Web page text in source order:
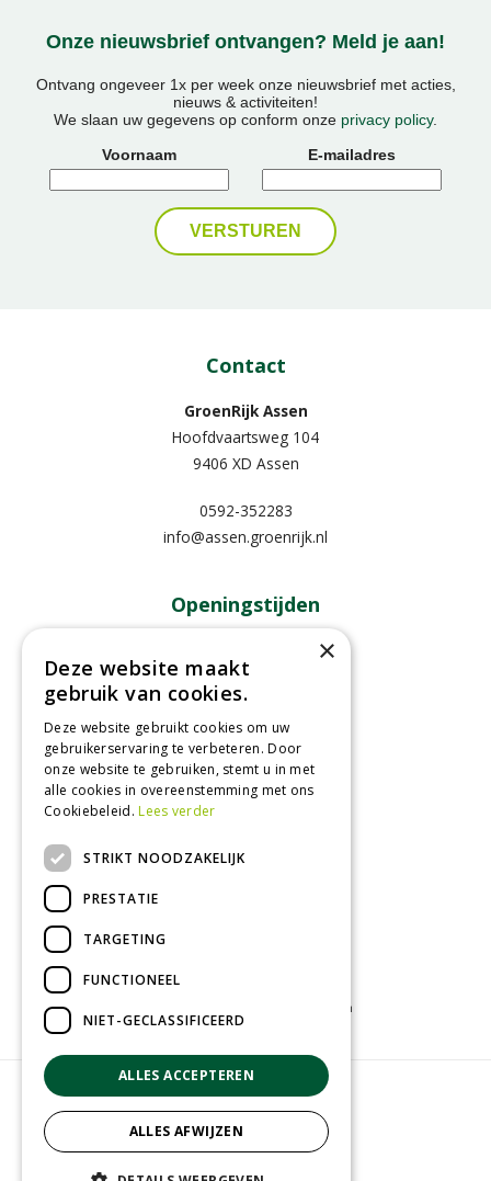
Onze nieuwsbrief ontvangen? Meld je aan!
Ontvang ongeveer 1x per week onze nieuwsbrief met acties,
nieuws & activiteiten!
We slaan uw gegevens op conform onze privacy policy.
Voornaam
E-mailadres
Contact
GroenRijk Assen
Hoofdvaartsweg 104
9406 XD Assen
0592-352283
info@assen.groenrijk.nl
Openingstijden
09:00 - 18:00
Dinsdag
Woensdag
Donderdag
09:00 - 18:00
Vrijdag
09:00 - 18:00
Zaterdag
09:00 - 17:00
Toon alle openingstijden
Tuinplanten
© Groenrijk Assen
Green Solutions
Tuincentrum Overzicht
Privacy policy
×
Deze website maakt
gebruik van cookies.
Deze website gebruikt cookies om uw
gebruikerservaring te verbeteren. Door
onze website te gebruiken, stemt u in met
alle cookies in overeenstemming met ons
Cookiebeleid.Lees verder
STRIKT NOODZAKELIJK
PRESTATIE
TARGETING
FUNCTIONEEL
NIET-GECLASSIFICEERD
ALLES ACCEPTEREN
ALLES AFWIJZEN